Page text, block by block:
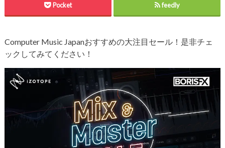
Pocket feedly
Computer Music Japanおすすめの大注目セール！是非チェ
ックしてみてください！